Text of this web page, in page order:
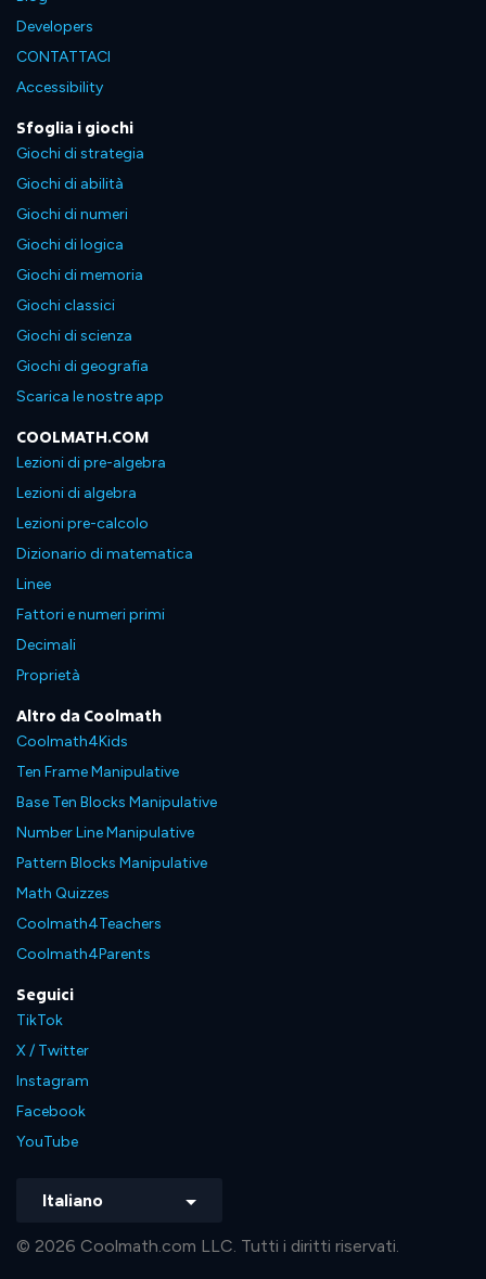
Developers
CONTATTACI
Accessibility
Sfoglia i giochi
Giochi di strategia
Giochi di abilità
Giochi di numeri
Giochi di logica
Giochi di memoria
Giochi classici
Giochi di scienza
Giochi di geografia
Scarica le nostre app
COOLMATH.COM
Lezioni di pre-algebra
Lezioni di algebra
Lezioni pre-calcolo
Dizionario di matematica
Linee
Fattori e numeri primi
Decimali
Proprietà
Altro da Coolmath
Coolmath4Kids
Ten Frame Manipulative
Base Ten Blocks Manipulative
Number Line Manipulative
Pattern Blocks Manipulative
Math Quizzes
Coolmath4Teachers
Coolmath4Parents
Seguici
TikTok
X / Twitter
Instagram
Facebook
YouTube
Italiano
© 2026 Coolmath.com LLC. Tutti i diritti riservati.